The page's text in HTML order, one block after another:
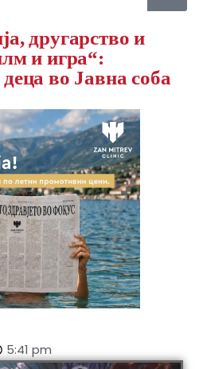
другарство и
и игра“:
во Јавна соба
5:41 pm